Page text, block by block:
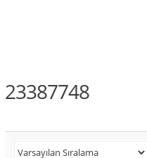
23387748